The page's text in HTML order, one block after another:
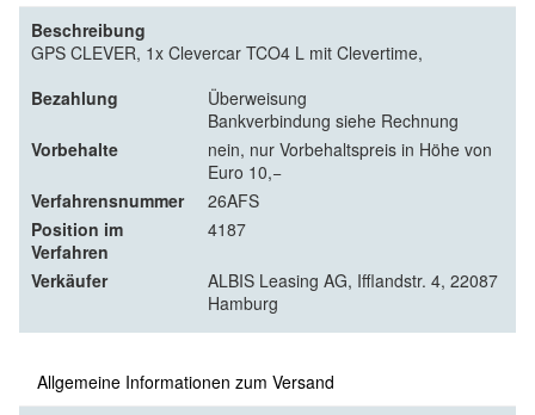
Beschreibung
GPS CLEVER, 1x Clevercar TCO4 L mit Clevertime,
Bezahlung
Überweisung
Bankverbindung siehe Rechnung
Vorbehalte
nein, nur Vorbehaltspreis in Höhe von
Euro 10,−
Verfahrensnummer
26AFS
Position im
Verfahren
4187
Verkäufer
ALBIS Leasing AG, Ifflandstr. 4, 22087
Hamburg
Allgemeine Informationen zum Versand